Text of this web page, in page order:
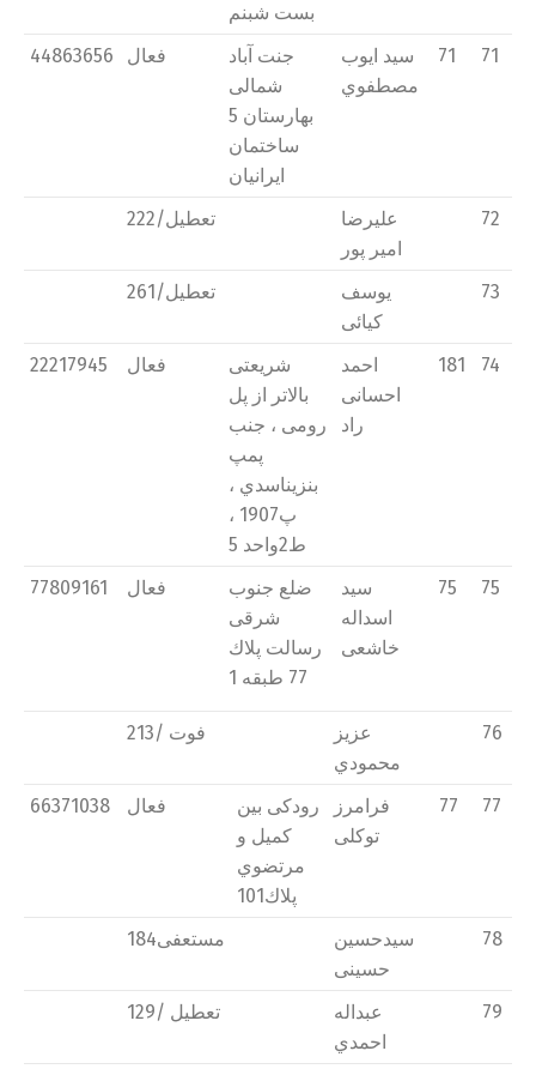
بست شبنم
44863656 فعال
جنت آباد
شمالی
بهارستان 5
ساختمان
ايرانیان
سید ايوب
مصطفوي
71 71
تعطیل/222
علیرضا
امیر پور
72
تعطیل/261
يوسف
كیائی
73
22217945 فعال
شريعتی
بالاتر از پل
رومی ، جنب
پمپ
بنزيناسدي ،
پ1907 ،
ط2واحد 5
احمد
احسانی
راد
181 74
77809161 فعال
ضلع جنوب
شرقی
رسالت پلاك
77 طبقه 1
سید
اسداله
خاشعی
75 75
فوت /213
عزيز
محمودي
76
66371038 فعال
رودكی بین
كمیل و
مرتضوي
پلاك101
فرامرز
توكلی
77 77
مستعفی184
سیدحسین
حسینی
78
تعطیل /129
عبداله
احمدي
79